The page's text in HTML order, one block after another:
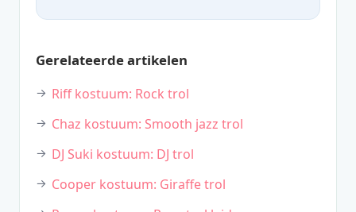
Gerelateerde artikelen
Riff kostuum: Rock trol
Chaz kostuum: Smooth jazz trol
DJ Suki kostuum: DJ trol
Cooper kostuum: Giraffe trol